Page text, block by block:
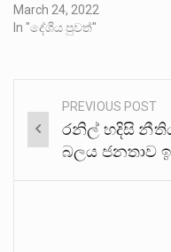
March 24, 2022
In "දේශීය පුවත්"
Post
navigation
PREVIOUS POST
රනිල් හදිසි
බලය ජනතාව